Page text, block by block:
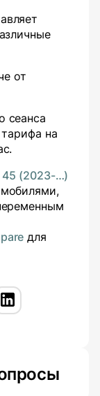
от
сеанса
на
45 (2023-…)
для